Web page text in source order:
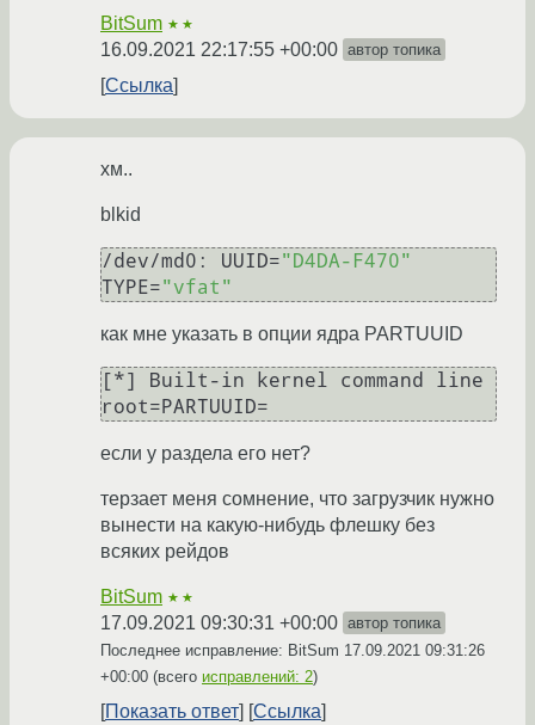
BitSum ★★
16.09.2021 22:17:55 +00:00 автор топика
Ссылка
хм..
blkid
/dev/md0: UUID="D4DA-F470"
TYPE="vfat"
как мне указать в опции ядра PARTUUID
[*] Built-in kernel command line
если у раздела его нет?
терзает меня сомнение, что загрузчик нужно
вынести на какую-нибудь флешку без
всяких рейдов
BitSum ★★
17.09.2021 09:30:31 +00:00 автор топика
Последнее исправление: BitSum 17.09.2021 09:31:26
+00:00 (всего исправлений: 2)
Показать ответ Ссылка